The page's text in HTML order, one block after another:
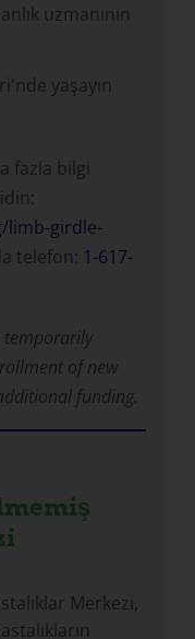
uzmanının
yaşayın
fazla bilgi
limb-girdle-
telefon: 1-617-
temporarily
of new
funding.
Merkezi,